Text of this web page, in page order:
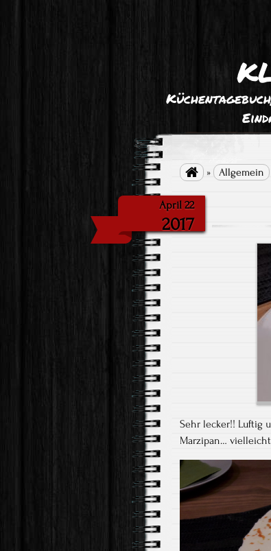
 » Allgemein
April 22
2017
Sehr lecker!! Luftig
Marzipan…